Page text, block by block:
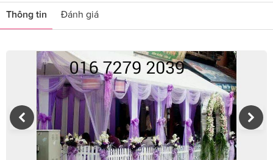
Thông tin Đánh giá